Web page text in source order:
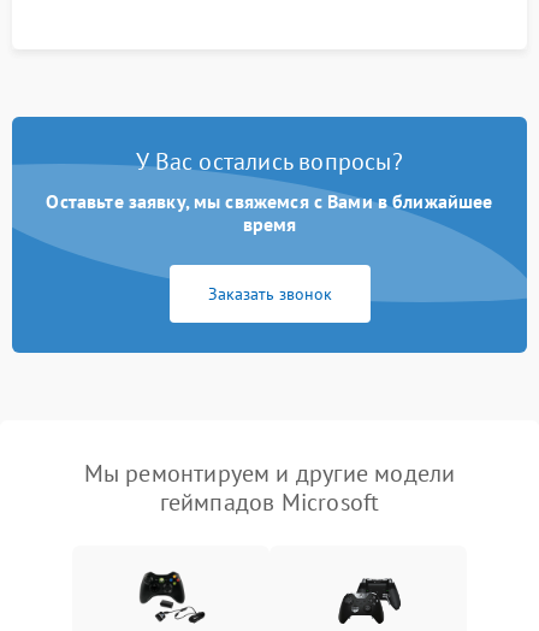
У Вас остались вопросы?
Оставьте заявку, мы свяжемся с Вами в ближайшее
время
Заказать звонок
Мы ремонтируем и другие модели
геймпадов Microsoft